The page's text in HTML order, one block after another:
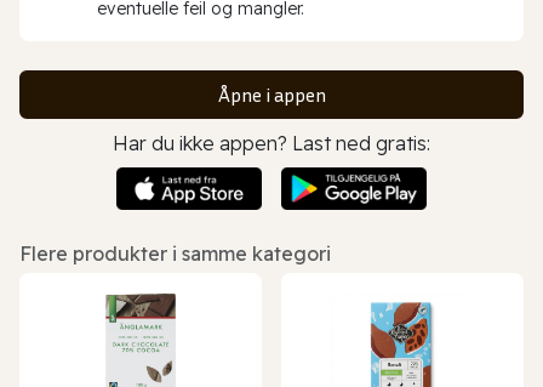
eventuelle feil og mangler.
Åpne i appen
Har du ikke appen? Last ned gratis:
Flere produkter i samme kategori